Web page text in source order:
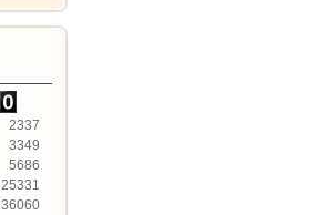
2337
3349
5686
25331
36060